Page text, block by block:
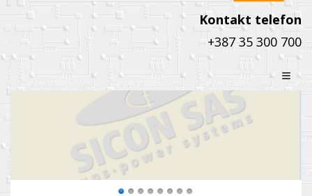
Kontakt telefon
+387 35 300 700
≡